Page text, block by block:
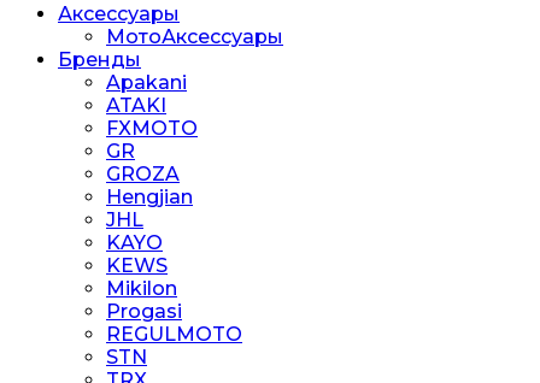
Аксессуары
МотоАксессуары
Бренды
Apakani
ATAKI
FXMOTO
GR
GROZA
Hengjian
JHL
KAYO
KEWS
Mikilon
Progasi
REGULMOTO
STN